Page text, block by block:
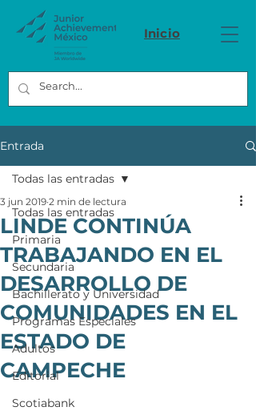
Inicio
Entrada
Todas las entradas
Primaria
Secundaria
Bachillerato y Universidad
Programas Especiales
Adultos
Editorial
Scotiabank
Todas las entradas
LINDE CONTINÚA
TRABAJANDO EN EL
DESARROLLO DE
COMUNIDADES EN EL
ESTADO DE
CAMPECHE
3 jun 2019 2 min de lectura